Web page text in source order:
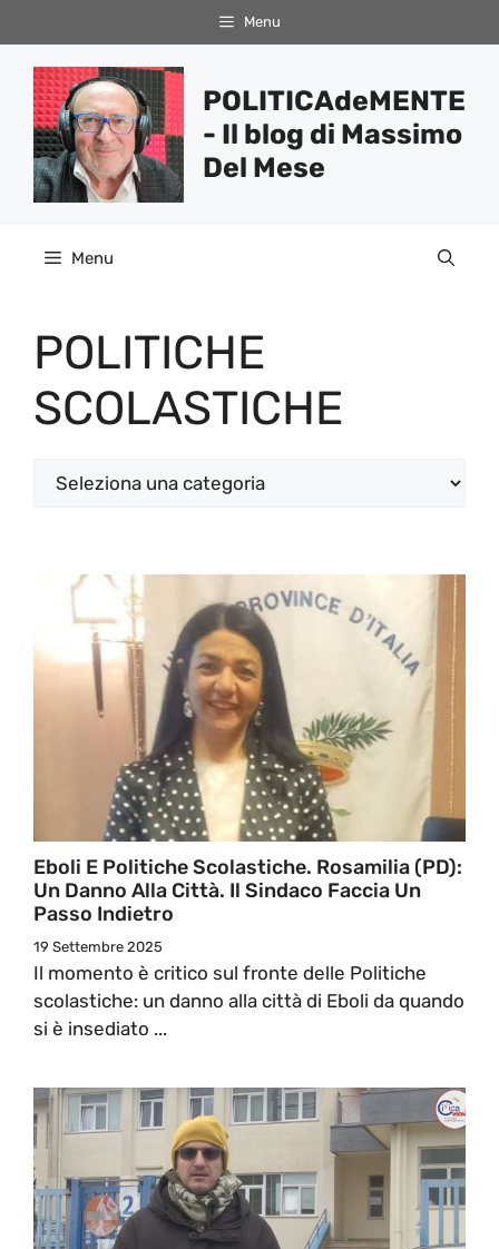
al
contenuto
Menu
POLITICAdeMENTE
- Il blog di Massimo
Del Mese
Menu
POLITICHE
SCOLASTICHE
Categorie
Eboli E Politiche Scolastiche. Rosamilia (PD):
Un Danno Alla Città. Il Sindaco Faccia Un
Passo Indietro
19 Settembre 2025
Il momento è critico sul fronte delle Politiche
scolastiche: un danno alla città di Eboli da quando
si è insediato ...